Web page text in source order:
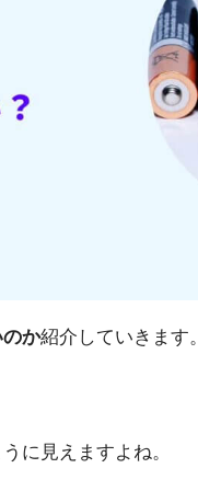
か紹介していきます。
に見えますよね。